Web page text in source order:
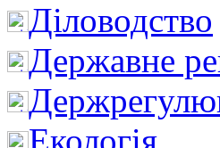
Діловодство
Державне